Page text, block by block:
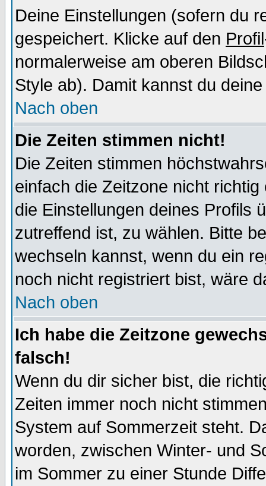
Deine Einstellungen (sofern du
gespeichert. Klicke auf den Profil
normalerweise am oberen
Style ab). Damit kannst du
Nach oben
Die Zeiten stimmen nicht!
Die Zeiten stimmen
einfach die Zeitzone nicht
die Einstellungen deines Profils
zutreffend ist, zu wählen. Bitte
wechseln kannst, wenn du ein
noch nicht registriert bist, wäre
Nach oben
Ich habe die Zeitzone
falsch!
Wenn du dir sicher bist, die
Zeiten immer noch nicht
System auf Sommerzeit steht.
worden, zwischen Winter- und
im Sommer zu einer Stunde